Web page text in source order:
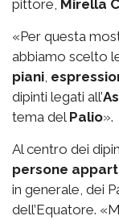
pittore, Mirella
«Per questa
abbiamo scelto
piani
dipinti legati all’
tema del Palio».
Al centro dei
persone
in generale, dei
dell’Equatore.